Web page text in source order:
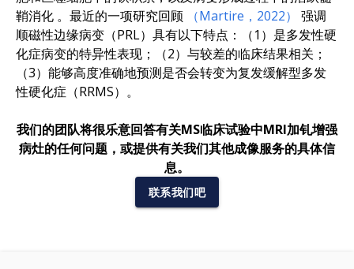
鞘消化 。 最近的一项研究回顾 （Martire，2022）
强调
顺磁性边缘病变（PRL）具有以下特点：（1）是多发性硬
化症病变的特异性表现；（2）与较差的临床结果相关；
（3）能够高度准确地预测是否会转变为复发缓解型多发
性硬化症（RRMS）。
我们的团队将很乐意回答有关MS临床试验中MRI加钆增强
病灶的任何问题，或提供有关我们其他成像服务的具体信
息。
联系我们吧